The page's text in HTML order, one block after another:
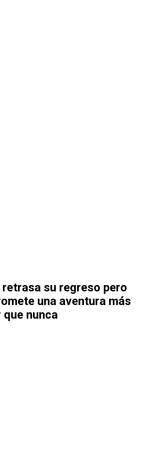
retrasa su regreso pero
una aventura más
nunca